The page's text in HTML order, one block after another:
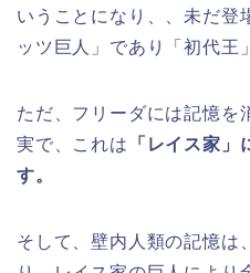
いうことになり、、未だ登
ッツ巨人」であり「初代王
ただ、フリーダには記憶を
実で、これは
「レイス家」
す。
そして、壁内人類の記憶は